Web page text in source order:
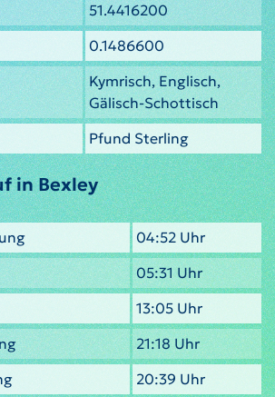
51.4416200
0.1486600
Kymrisch, Englisch,
Gälisch-Schottisch
Pfund Sterling
in Bexley
04:52 Uhr
05:31 Uhr
13:05 Uhr
21:18 Uhr
20:39 Uhr